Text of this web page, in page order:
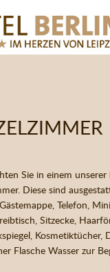
Sie in einem
Diese sind
Telefon,
Sitzecke,
Kosmetiktücher,
Flasche Wasser zur